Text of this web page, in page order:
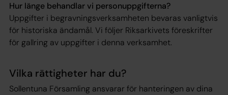
Hur länge behandlar vi personuppgifterna?
Uppgifter i begravningsverksamheten bevaras vanligtvis
för historiska ändamål. Vi följer Riksarkivets föreskrifter
för gallring av uppgifter i denna verksamhet.
Vilka rättigheter har du?
Sollentuna Församling ansvarar för hanteringen av dina